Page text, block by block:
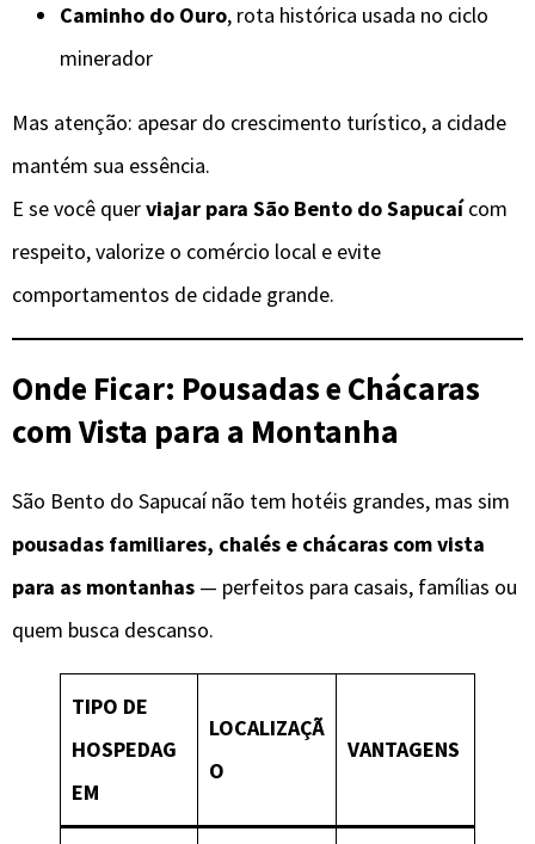
Caminho do Ouro, rota histórica usada no ciclo
minerador
Mas atenção: apesar do crescimento turístico, a cidade
mantém sua essência.
E se você querviajar para São Bento do Sapucaícom
respeito, valorize o comércio local e evite
comportamentos de cidade grande.
Onde Ficar: Pousadas e Chácaras
com Vista para a Montanha
São Bento do Sapucaí não tem hotéis grandes, mas sim
pousadas familiares, chalés e chácaras com vista
para as montanhas — perfeitos para casais, famílias ou
quem busca descanso.
TIPO DE
HOSPEDAG
EM
LOCALIZAÇÃ
O
VANTAGENS